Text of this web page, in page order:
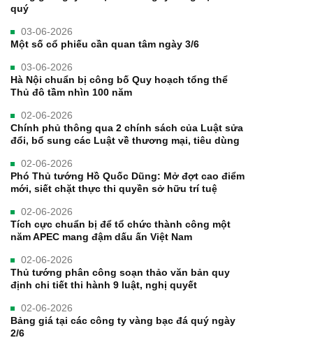
quý
03-06-2026
Một số cổ phiếu cần quan tâm ngày 3/6
03-06-2026
Hà Nội chuẩn bị công bố Quy hoạch tổng thể
Thủ đô tầm nhìn 100 năm
02-06-2026
Chính phủ thông qua 2 chính sách của Luật sửa
đổi, bổ sung các Luật về thương mại, tiêu dùng
02-06-2026
Phó Thủ tướng Hồ Quốc Dũng: Mở đợt cao điểm
mới, siết chặt thực thi quyền sở hữu trí tuệ
02-06-2026
Tích cực chuẩn bị để tổ chức thành công một
năm APEC mang đậm dấu ấn Việt Nam
02-06-2026
Thủ tướng phân công soạn thảo văn bản quy
định chi tiết thi hành 9 luật, nghị quyết
02-06-2026
Bảng giá tại các công ty vàng bạc đá quý ngày
2/6